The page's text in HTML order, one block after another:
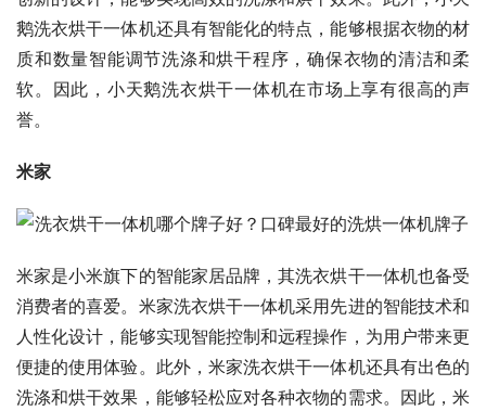
鹅洗衣烘干一体机还具有智能化的特点，能够根据衣物的材
质和数量智能调节洗涤和烘干程序，确保衣物的清洁和柔
软。因此，小天鹅洗衣烘干一体机在市场上享有很高的声
誉。
米家
米家是小米旗下的智能家居品牌，其洗衣烘干一体机也备受
消费者的喜爱。米家洗衣烘干一体机采用先进的智能技术和
人性化设计，能够实现智能控制和远程操作，为用户带来更
便捷的使用体验。此外，米家洗衣烘干一体机还具有出色的
洗涤和烘干效果，能够轻松应对各种衣物的需求。因此，米